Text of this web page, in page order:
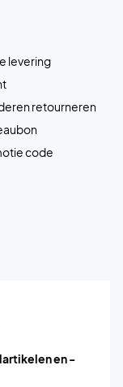
levering
retourneren
code
en -